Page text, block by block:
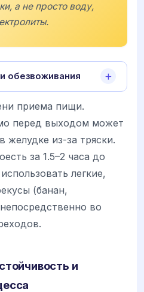
а не просто воду,
обезвоживания
приема пищи.
перед выходом может
желудке из-за тряски.
за 1.5–2 часа до
легкие,
(банан,
во
и